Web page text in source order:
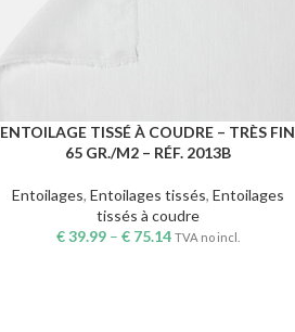
CHOIX DES OPTIONS
ENTOILAGE TISSÉ À COUDRE – TRÈS FIN
65 GR./M2 – RÉF. 2013B
Entoilages, Entoilages tissés, Entoilages
tissés à coudre
€39.99– €75.14 TVA no incl.